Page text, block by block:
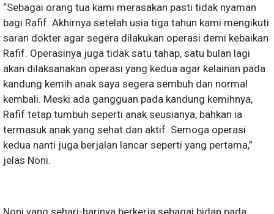
“Sebagai orang tua kami merasakan pasti tidak nyaman
bagi Rafif. Akhirnya setelah usia tiga tahun kami mengikuti
saran dokter agar segera dilakukan operasi demi kebaikan
Rafif. Operasinya juga tidak satu tahap, satu bulan lagi
akan dilaksanakan operasi yang kedua agar kelainan pada
kandung kemih anak saya segera sembuh dan normal
kembali. Meski ada gangguan pada kandung kemihnya,
Rafif tetap tumbuh seperti anak seusianya, bahkan ia
termasuk anak yang sehat dan aktif. Semoga operasi
kedua nanti juga berjalan lancar seperti yang pertama,”
jelas Noni.
Noni yang sehari-harinya berkerja sebagai bidan pada